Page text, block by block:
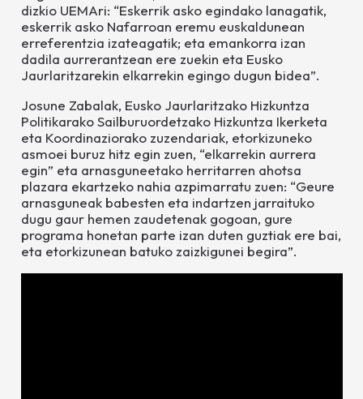
dizkio UEMAri: “Eskerrik asko egindako lanagatik,
eskerrik asko Nafarroan eremu euskaldunean
erreferentzia izateagatik; eta emankorra izan
dadila aurrerantzean ere zuekin eta Eusko
Jaurlaritzarekin elkarrekin egingo dugun bidea”.
Josune Zabalak, Eusko Jaurlaritzako Hizkuntza
Politikarako Sailburuordetzako Hizkuntza Ikerketa
eta Koordinaziorako zuzendariak, etorkizuneko
asmoei buruz hitz egin zuen, “elkarrekin aurrera
egin” eta arnasguneetako herritarren ahotsa
plazara ekartzeko nahia azpimarratu zuen: “Geure
arnasguneak babesten eta indartzen jarraituko
dugu gaur hemen zaudetenak gogoan, gure
programa honetan parte izan duten guztiak ere bai,
eta etorkizunean batuko zaizkigunei begira”.